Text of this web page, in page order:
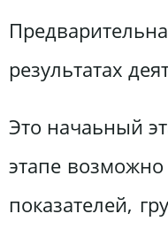
результатах
Это начаьный
этапе
показателей,